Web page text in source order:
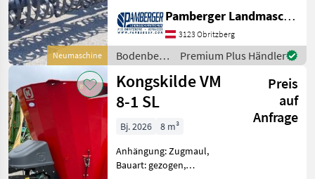
Neumaschine
Grubber, hydraulisch
klappbar,
Doppelherzschare
110x10mm, Hohlscheibe,
Vibro Pack Walze 570mm,
17
Pamberger Landmaschinentechnik GmbH
3123 Obritzberg
Bodenbearbeitung
/
Kongskilde
Premium Plus Händler
Kongskilde VM
8-1 SL
Preis
auf
Anfrage
Bj. 2026
8 m³
Anhängung: Zugmaul,
Bauart: gezogen,